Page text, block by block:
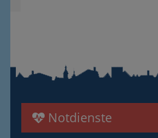
Notdienste